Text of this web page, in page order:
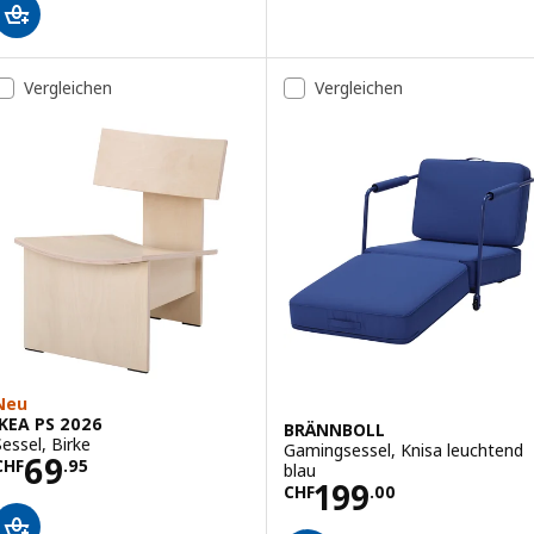
Vergleichen
PS 2026
Birke
69.95
CHF 69.95
Vergleichen
BRÄNNBOLL
Gamingsessel, Knisa leuchtend
blau
CHF199.00
Preis CHF